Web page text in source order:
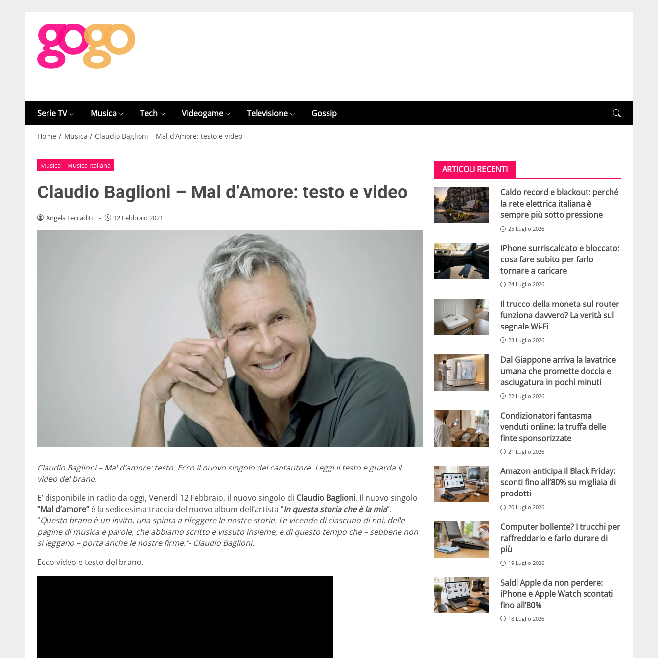
Serie TV Musica Tech Videogame Televisione Gossip
Home / Musica / Claudio Baglioni – Mal d’Amore: testo e video
Musica Musica Italiana
Claudio Baglioni – Mal d’Amore: testo e video
Angela Leccadito - 12 Febbraio 2021
Claudio Baglioni – Mal d’amore: testo. Ecco il nuovo singolo del cantautore. Leggi il testo e guarda il
video del brano.
E’ disponibile in radio da oggi, Venerdì 12 Febbraio, il nuovo singolo di Claudio Baglioni. Il nuovo singolo
“Mal d’amore” è la sedicesima traccia del nuovo album dell’artista “In questa storia che è la mia“.
“Questo brano è un invito, una spinta a rileggere le nostre storie. Le vicende di ciascuno di noi, delle
pagine di musica e parole, che abbiamo scritto e vissuto insieme, e di questo tempo che – sebbene non
si leggano – porta anche le nostre firme.”- Claudio Baglioni.
Ecco video e testo del brano.
ARTICOLI RECENTI
Caldo record e blackout: perché
la rete elettrica italiana è
sempre più sotto pressione
25 Luglio 2026
IPhone surriscaldato e bloccato:
cosa fare subito per farlo
tornare a caricare
24 Luglio 2026
Il trucco della moneta sul router
funziona davvero? La verità sul
segnale Wi-Fi
23 Luglio 2026
Dal Giappone arriva la lavatrice
umana che promette doccia e
asciugatura in pochi minuti
22 Luglio 2026
Condizionatori fantasma
venduti online: la truffa delle
finte sponsorizzate
21 Luglio 2026
Amazon anticipa il Black Friday:
sconti fino all’80% su migliaia di
prodotti
20 Luglio 2026
Computer bollente? I trucchi per
raffreddarlo e farlo durare di
più
19 Luglio 2026
Saldi Apple da non perdere:
iPhone e Apple Watch scontati
fino all’80%
18 Luglio 2026